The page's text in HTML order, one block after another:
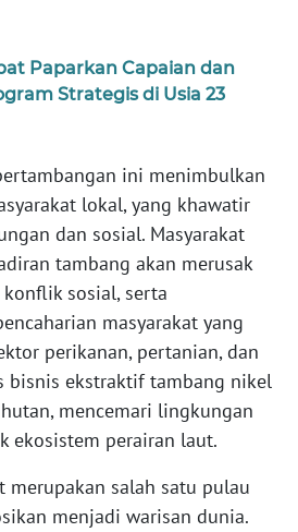
Paparkan Capaian dan
Strategis di Usia 23
ini menimbulkan
lokal, yang khawatir
dan sosial. Masyarakat
tambang akan merusak
sosial, serta
masyarakat yang
perikanan, pertanian, dan
bisnis ekstraktif tambang nikel
mencemari lingkungan
ekosistem perairan laut.
merupakan salah satu pulau
menjadi warisan dunia.